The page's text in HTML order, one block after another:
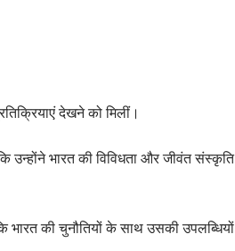
देखने को मिलीं।
उन्होंने भारत की विविधता और जीवंत संस्कृति
की चुनौतियों के साथ उसकी उपलब्धियों